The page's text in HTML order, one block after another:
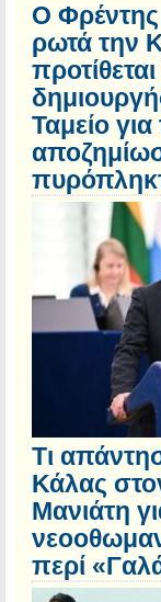
Ο
ρωτά την
Ταμείο για
Τι
Κάλας
Μανιάτη
περί